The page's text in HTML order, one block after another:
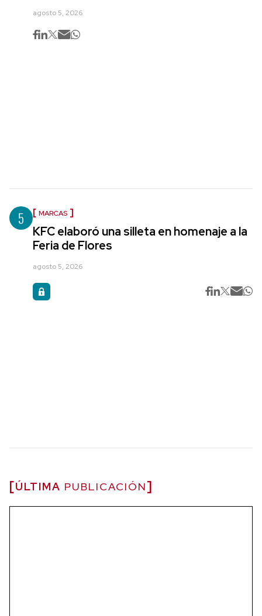
agosto 5, 2026
5 MARCAS
KFC elaboró una silleta en homenaje a la
Feria de Flores
agosto 5, 2026
ÚLTIMA PUBLICACIÓN